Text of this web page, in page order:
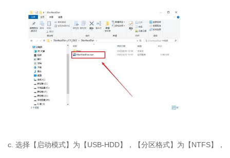
c. 选择【启动模式】为【USB-HDD】，【分区格式】为【NTFS】，